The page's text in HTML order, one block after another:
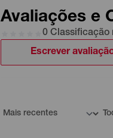
Avaliações e
0 Classificação
Escrever